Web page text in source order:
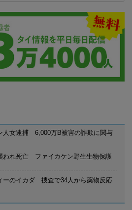
人女逮捕 6,000万B被害の詐欺に関与
われ死亡 ファイカケン野生生物保護
ーのイカダ 捜査で34人から薬物反応